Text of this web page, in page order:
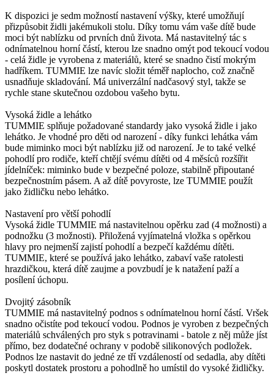
K dispozici je sedm možností nastavení výšky, které umožňují
přizpůsobit židli jakémukoli stolu. Díky tomu vám vaše dítě bude
moci být nablízku od prvních dnů života. Má nastavitelný tác s
odnímatelnou horní částí, kterou lze snadno omýt pod tekoucí vodou
- celá židle je vyrobena z materiálů, které se snadno čistí mokrým
hadříkem. TUMMIE lze navíc složit téměř naplocho, což značně
usnadňuje skladování. Má univerzální nadčasový styl, takže se
rychle stane skutečnou ozdobou vašeho bytu.
Vysoká židle a lehátko
TUMMIE splňuje požadované standardy jako vysoká židle i jako
lehátko. Je vhodné pro děti od narození - díky funkci lehátka vám
bude miminko moci být nablízku již od narození. Je to také velké
pohodlí pro rodiče, kteří chtějí svému dítěti od 4 měsíců rozšířit
jídelníček: miminko bude v bezpečné poloze, stabilně připoutané
bezpečnostním pásem. A až dítě povyroste, lze TUMMIE použít
jako židličku nebo lehátko.
Nastavení pro větší pohodlí
Vysoká židle TUMMIE má nastavitelnou opěrku zad (4 možnosti) a
podnožku (3 možnosti). Přiložená vyjímatelná vložka s opěrkou
hlavy pro nejmenší zajistí pohodlí a bezpečí každému dítěti.
TUMMIE, které se používá jako lehátko, zabaví vaše ratolesti
hrazdičkou, která dítě zaujme a povzbudí je k natažení paží a
posílení úchopu.
Dvojitý zásobník
TUMMIE má nastavitelný podnos s odnímatelnou horní částí. Vršek
snadno očistíte pod tekoucí vodou. Podnos je vyroben z bezpečných
materiálů schválených pro styk s potravinami - batole z něj může jíst
přímo, bez dodatečné ochrany v podobě silikonových podložek.
Podnos lze nastavit do jedné ze tří vzdáleností od sedadla, aby dítěti
poskytl dostatek prostoru a pohodlně ho umístil do vysoké židličky.